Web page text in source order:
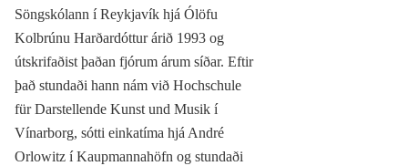
Söngskólann í Reykjavík hjá Ólöfu
Kolbrúnu Harðardóttur árið 1993 og
útskrifaðist þaðan fjórum árum síðar. Eftir
það stundaði hann nám við Hochschule
für Darstellende Kunst und Musik í
Vínarborg, sótti einkatíma hjá André
Orlowitz í Kaupmannahöfn og stundaði